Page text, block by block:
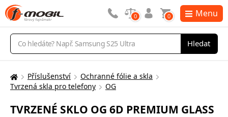
Vyhledávání
Hledat
0 0 Menu
Zde
nacházíte:
Příslušenství
Ochranné fólie a skla
Tvrzená skla pro telefony
OG
TVRZENÉ SKLO OG 6D PREMIUM GLASS